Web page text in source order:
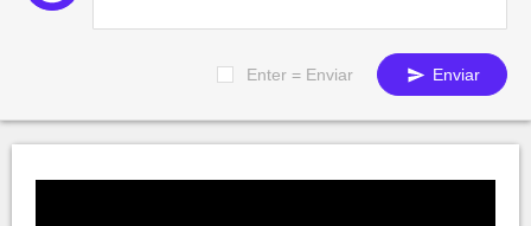
Enter = Enviar Enviar